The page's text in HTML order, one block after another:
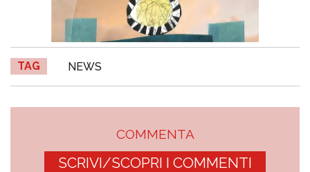
TAG NEWS
COMMENTA
SCRIVI/SCOPRI I COMMENTI